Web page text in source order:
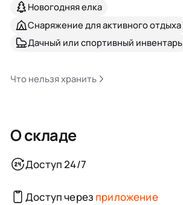
Новогодняя елка
Снаряжение для активного отдыха
Дачный или спортивный инвентарь
Что нельзя хранить
О складе
Доступ 24/7
Доступ через приложение